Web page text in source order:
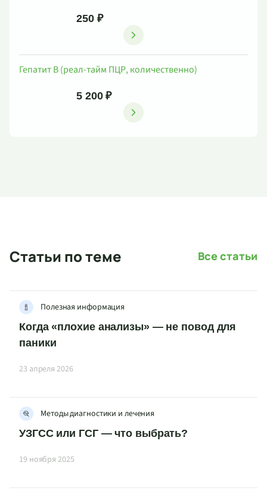
250 ₽
Гепатит B (реал-тайм ПЦР, количественно)
5 200 ₽
Статьи по теме Все статьи
Полезная информация
Когда «плохие анализы» — не повод для
паники
23 апреля 2026
Методы диагностики и лечения
УЗГСС или ГСГ — что выбрать?
19 ноября 2025